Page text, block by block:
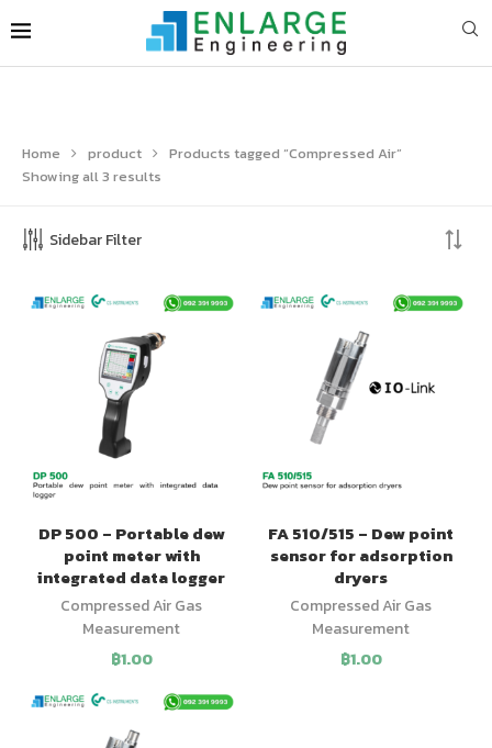
Home product
Products tagged “Compressed Air”
Showing all 3 results
Sidebar Filter
DP 500 – Portable dew
point meter with
integrated data logger
Compressed Air Gas
Measurement
฿1.00
FA 510/515 – Dew point
sensor for adsorption
dryers
Compressed Air Gas
Measurement
฿1.00